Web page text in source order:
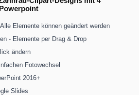
Elemente können geändert werden
- Elemente per Drag & Drop
ändern
Fotowechsel
2016+
Slides